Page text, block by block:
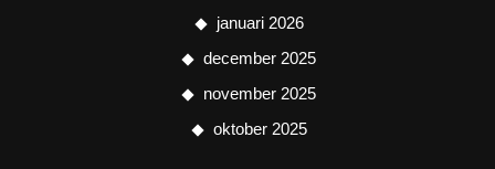
januari 2026
december 2025
november 2025
oktober 2025